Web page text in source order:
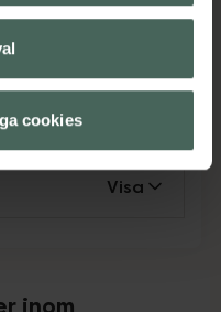
cookies
Kosttillskott
Visa